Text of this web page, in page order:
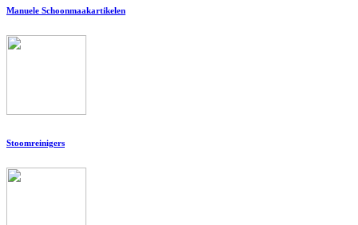
Manuele Schoonmaakartikelen
Stoomreinigers